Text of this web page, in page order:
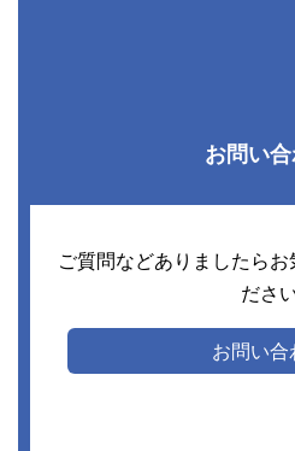
お問い
ご質問などありましたら
ださ
お問い合